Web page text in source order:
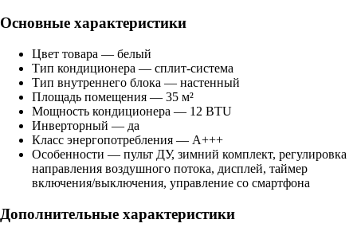
Основные характеристики
Цвет товара — белый
Тип кондиционера — сплит-система
Тип внутреннего блока — настенный
Площадь помещения — 35 м²
Мощность кондиционера — 12 BTU
Инверторный — да
Класс энергопотребления — A+++
Особенности — пульт ДУ, зимний комплект, регулировка
направления воздушного потока, дисплей, таймер
включения/выключения, управление со смартфона
Дополнительные характеристики